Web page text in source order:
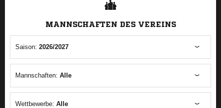
MANNSCHAFTEN DES VEREINS
Saison: 2026/2027
Mannschaften: Alle
Wettbewerbe: Alle